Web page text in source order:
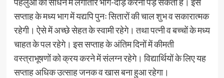
सप्ताह के मध्य भाग में यद्यपि पुनः सितारों की चाल शुभ व सकारात्मक
रहेगी। ऐसे में अच्छे सेहत के स्वामी रहेगे। तथा पत्नी व बच्चों के मध्य
चाहत के पल रहेगे। इस सप्ताह के अंतिम दिनों में कीमती
वस्त्राभूषणों को क्रय करने में संलग्न रहेगे। विद्यार्थियों के लिए यह
सप्ताह अधिक उत्साह जनक व खास बना हुआ रहेगा।